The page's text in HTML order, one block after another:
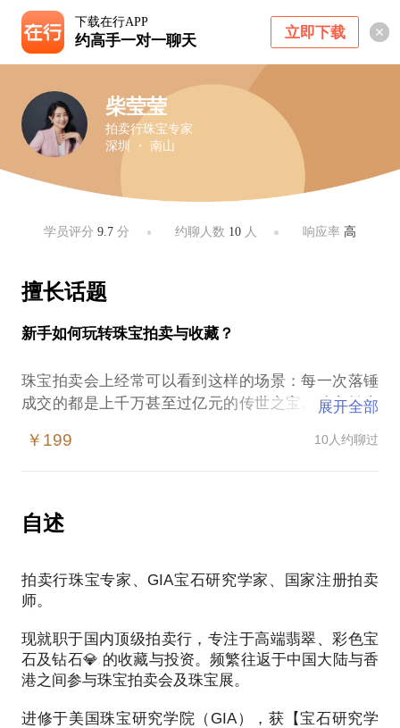
下载在行APP
约高手一对一聊天 立即下载
柴莹莹
拍卖行珠宝专家
深圳 ・ 南山
学员评分9.7 分 约聊人数 10人 响应率 高
擅长话题
新手如何玩转珠宝拍卖与收藏？
珠宝拍卖会上经常可以看到这样的场景：每一次落锤
成交的都是上千万甚至过亿元的传世之宝。珠宝拍卖
不可及。 其实不然。拍卖收藏是一个非常有趣、有看
我是一名珠宝鉴定师、珠宝收藏者，毕业于美国珠宝
研究学院（GIA）宝石研究学院；现任职于国际知名
这次约见，我们可以畅聊珠宝，解答你心中的疑惑。
拍卖会的流程什么样？我也可以参与吗？
展开全部
￥199 10人约聊过
自述
拍卖行珠宝专家、GIA宝石研究学家、国家注册拍卖
师。
现就职于国内顶级拍卖行，专注于高端翡翠、彩色宝
石及钻石💎 的收藏与投资。频繁往返于中国大陆与香
港之间参与珠宝拍卖会及珠宝展。
进修于美国珠宝研究学院（GIA），获【宝石研究学